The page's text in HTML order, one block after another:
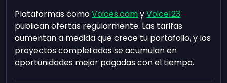
Plataformas comoVoices.comyVoice123
publican ofertas regularmente. Las tarifas
aumentan a medida que crece tu portafolio, y los
proyectos completados se acumulan en
oportunidades mejor pagadas con el tiempo.